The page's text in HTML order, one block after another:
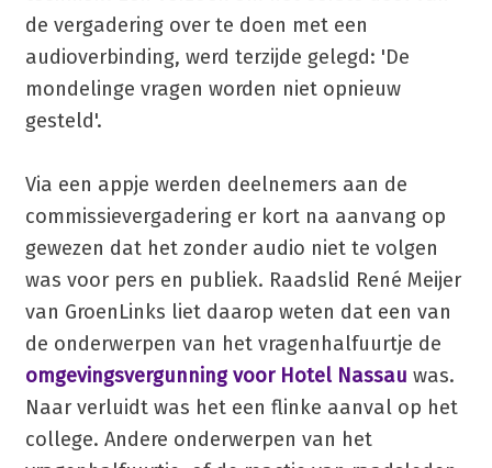
de vergadering over te doen met een
audioverbinding, werd terzijde gelegd: 'De
mondelinge vragen worden niet opnieuw
gesteld'.
Via een appje werden deelnemers aan de
commissievergadering er kort na aanvang op
gewezen dat het zonder audio niet te volgen
was voor pers en publiek. Raadslid René Meijer
van GroenLinks liet daarop weten dat een van
de onderwerpen van het vragenhalfuurtje de
omgevingsvergunning voor Hotel Nassau was.
Naar verluidt was het een flinke aanval op het
college. Andere onderwerpen van het